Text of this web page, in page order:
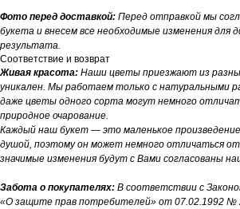
Фото перед доставкой: Перед отправкой мы
букета и внесем все необходимые изменения для
результата.
Соответствие и возврат
Живая красота: Наши цветы приезжают из
уникален. Мы работаем только с натуральными
даже цветы одного сорта могут немного
природное очарование.
Каждый наш букет — это маленькое произведение
душой, поэтому он может немного отличаться
значимые изменения будут с Вами согласованы
Забота о покупателях: В соответствии с
«О защите прав потребителей» от 07.02.1992 №